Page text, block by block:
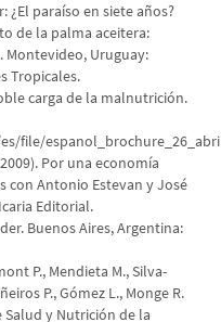
¿El paraíso en siete años?
de la palma aceitera:
Montevideo, Uruguay:
Tropicales.
carga de la malnutrición.
file/
Por una economía
con Antonio Estevan y José
Editorial.
Buenos Aires, Argentina:
P., Mendieta M., Silva-
P., Gómez L., Monge R.
Salud y Nutrición de la